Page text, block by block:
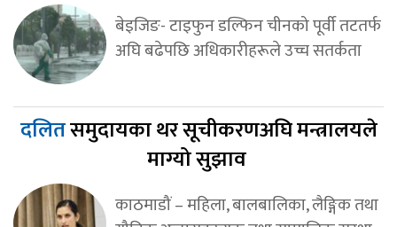
बेइजिङ- टाइफुन डल्फिन चीनको पूर्वी तटतर्फ
अघि बढेपछि अधिकारीहरूले उच्च सतर्कता
दलितसमुदायका थर सूचीकरणअघि मन्त्रालयले
माग्यो सुझाव
काठमाडौं – महिला, बालबालिका, लैङ्गिक तथा